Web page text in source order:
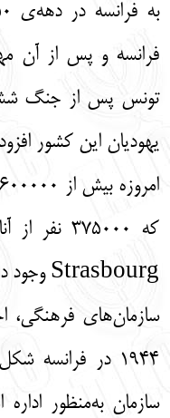
تونس پس از جنگ
یهودیان این کشور
Strasbourg وجود دارد.
سازمان‌های فرهنگی،
سازمان به‌منظور